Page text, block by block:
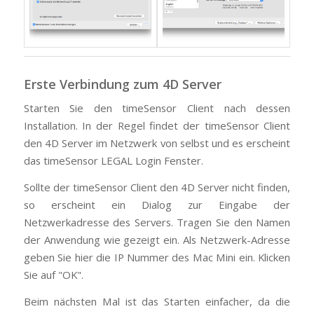
Erste Verbindung zum 4D Server
Starten Sie den timeSensor Client nach dessen
Installation. In der Regel findet der timeSensor Client
den 4D Server im Netzwerk von selbst und es erscheint
das timeSensor LEGAL Login Fenster.
Sollte der timeSensor Client den 4D Server nicht finden,
so erscheint ein Dialog zur Eingabe der
Netzwerkadresse des Servers. Tragen Sie den Namen
der Anwendung wie gezeigt ein. Als Netzwerk-Adresse
geben Sie hier die IP Nummer des Mac Mini ein. Klicken
Sie auf "OK".
Beim nächsten Mal ist das Starten einfacher, da die